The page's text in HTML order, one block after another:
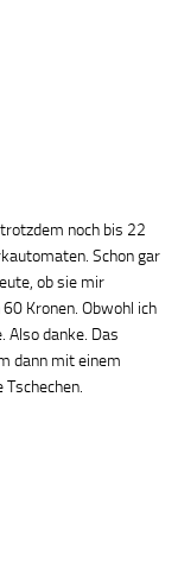
noch bis 22
Schon gar
ob sie mir
Kronen. Obwohl ich
Also danke. Das
dann mit einem